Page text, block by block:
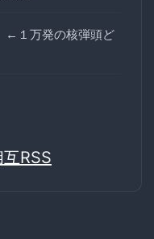
←１万発の核弾頭ど
RSS